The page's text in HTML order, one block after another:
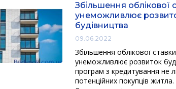
Збільшення облікової
унеможливлює
будівництва
09.06.2022
Збільшення облікової
унеможливлює розвиток
програм з кредитування не
потенційних покупців